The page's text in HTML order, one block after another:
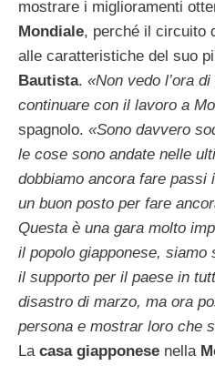
mostrare i miglioramenti
Mondiale, perché il circuito
alle caratteristiche del suo
Bautista. «Non vedo l’ora
continuare con il lavoro a
spagnolo. «Sono davvero
le cose sono andate nelle
dobbiamo ancora fare passi
un buon posto per fare
Questa è una gara molto
il popolo giapponese,
il supporto per il paese in
disastro di marzo, ma ora
persona e mostrar loro che
La casa giapponese nella